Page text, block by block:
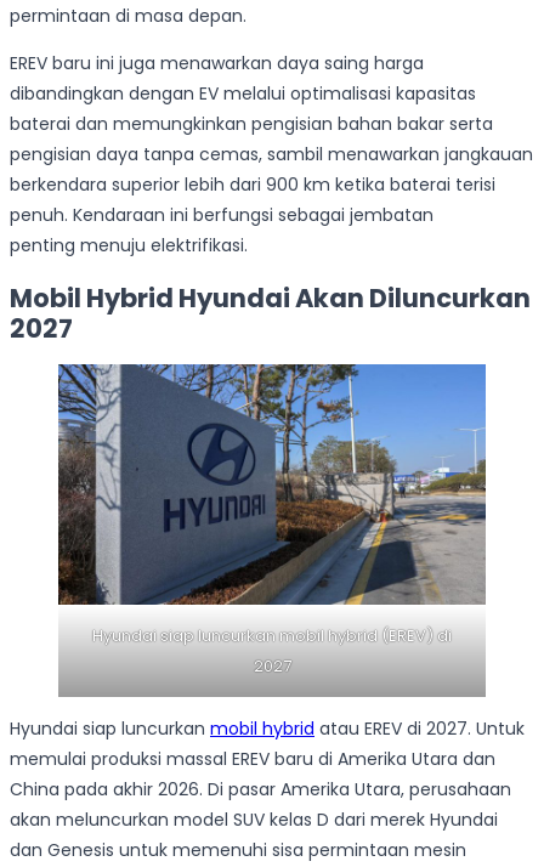
permintaan di masa depan.
EREV baru ini juga menawarkan daya saing harga
dibandingkan dengan EV melalui optimalisasi kapasitas
baterai dan memungkinkan pengisian bahan bakar serta
pengisian daya tanpa cemas, sambil menawarkan jangkauan
berkendara superior lebih dari 900 km ketika baterai terisi
penuh. Kendaraan ini berfungsi sebagai jembatan
penting menuju elektrifikasi.
Mobil Hybrid Hyundai Akan Diluncurkan
2027
Hyundai siap luncurkan mobil hybrid (EREV) di
2027
Hyundai siap luncurkan mobil hybrid atau EREV di 2027. Untuk
memulai produksi massal EREV baru di Amerika Utara dan
China pada akhir 2026. Di pasar Amerika Utara, perusahaan
akan meluncurkan model SUV kelas D dari merek Hyundai
dan Genesis untuk memenuhi sisa permintaan mesin